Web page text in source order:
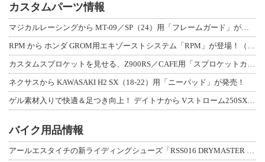
カスタムパーツ情報
ネクサスから KAWASAKI H2 SX（18-22）用「ニーパッド」が発売！
バイク用品情報